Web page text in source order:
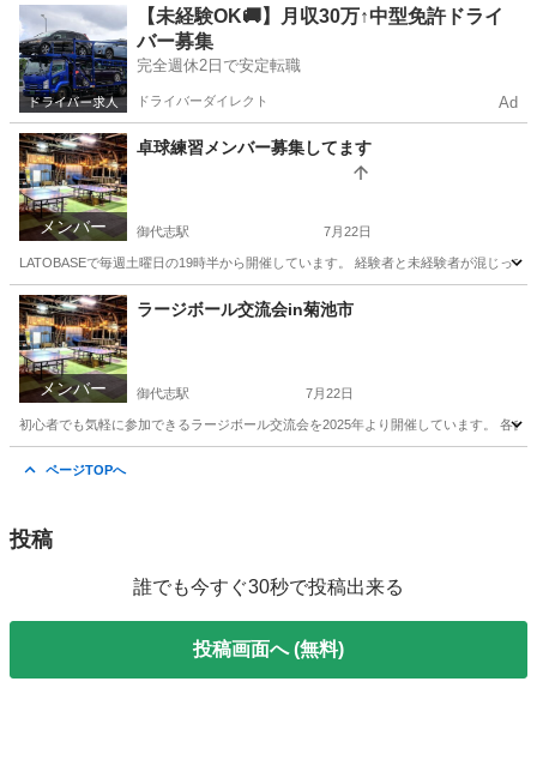
菊池市 御代志駅 キッチン家電
【未経験OK🚚】月収30万↑中型免許ドライ
バー募集
完全週休2日で安定転職
ドライバーダイレクト Ad
メンバー
卓球練習メンバー募集してます
御代志駅 7月22日
LATOBASEで毎週土曜日の19時半から開催しています。 経験者と未経験者が混じっ
熊本 菊池市 御代志駅 スポーツ ストリート
メンバー
ラージボール交流会in菊池市
御代志駅 7月22日
初心者でも気軽に参加できるラージボール交流会を2025年より開催しています。
ページTOPへ
投稿
誰でも今すぐ30秒で投稿出来る
投稿画面へ (無料)